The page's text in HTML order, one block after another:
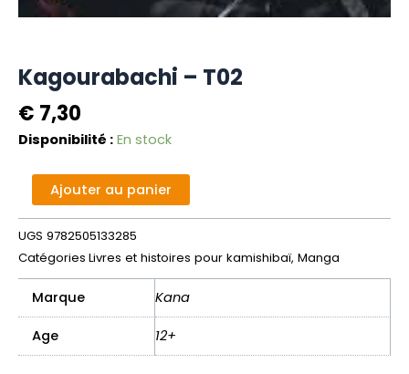
Kagourabachi – T02
€ 7,30
Disponibilité : En stock
quantité
Kagourabachi
Ajouter au panier
UGS 9782505133285
Catégories Livres et histoires pour kamishibaï, Manga
Marque Kana
Age 12+